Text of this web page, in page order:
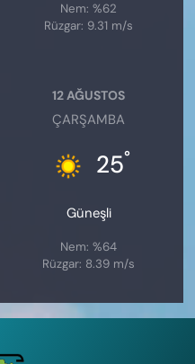
Nem: %62
Rüzgar: 9.31 m/s
12 AĞUSTOS
ÇARŞAMBA
25°
Güneşli
Nem: %64
Rüzgar: 8.39 m/s